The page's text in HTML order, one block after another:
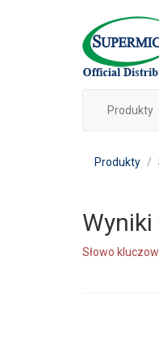
Produkty
Produkty
Słowo